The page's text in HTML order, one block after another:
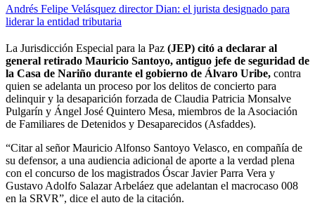
Andrés Felipe Velásquez director Dian: el jurista designado para
liderar la entidad tributaria
La Jurisdicción Especial para la Paz (JEP) citó a declarar al
general retirado Mauricio Santoyo, antiguo jefe de seguridad de
la Casa de Nariño durante el gobierno de Álvaro Uribe, contra
quien se adelanta un proceso por los delitos de concierto para
delinquir y la desaparición forzada de Claudia Patricia Monsalve
Pulgarín y Ángel José Quintero Mesa, miembros de la Asociación
de Familiares de Detenidos y Desaparecidos (Asfaddes).
“Citar al señor Mauricio Alfonso Santoyo Velasco, en compañía de
su defensor, a una audiencia adicional de aporte a la verdad plena
con el concurso de los magistrados Óscar Javier Parra Vera y
Gustavo Adolfo Salazar Arbeláez que adelantan el macrocaso 008
en la SRVR”, dice el auto de la citación.